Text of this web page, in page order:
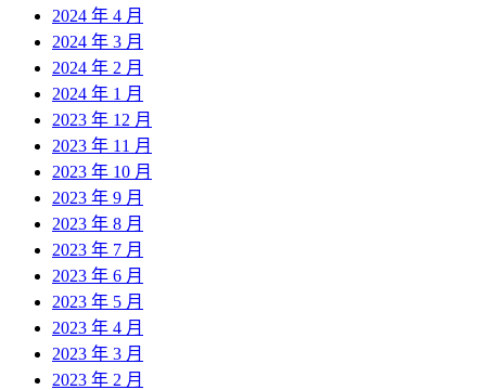
2024 年 4 月
2024 年 3 月
2024 年 2 月
2024 年 1 月
2023 年 12 月
2023 年 11 月
2023 年 10 月
2023 年 9 月
2023 年 8 月
2023 年 7 月
2023 年 6 月
2023 年 5 月
2023 年 4 月
2023 年 3 月
2023 年 2 月